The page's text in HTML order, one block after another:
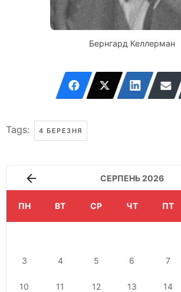
Бернгард Келлерман
Tags: 4 БЕРЕЗНЯ
СЕРПЕНЬ 2026
ПН ВТ СР ЧТ ПТ
3 4 5 6 7
10 11 12 13 14